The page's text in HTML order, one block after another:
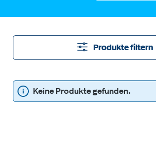
Produkte filtern
Keine Produkte gefunden.